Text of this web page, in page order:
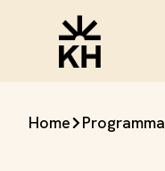
Home Programma